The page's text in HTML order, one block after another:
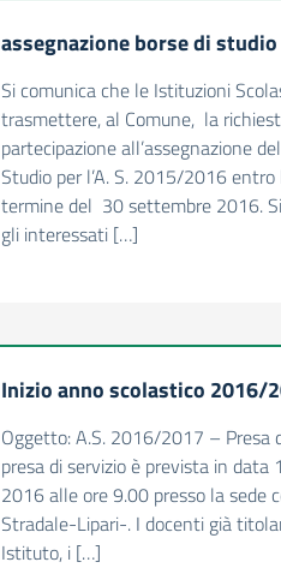
assegnazione borse di
Si comunica che le Istituzioni
trasmettere, al Comune, la
partecipazione all’assegnazione
Studio per l’A. S. 2015/2016 entro
termine del 30 settembre 2016.
gli interessati […]
Inizio anno scolastico 2016/
Oggetto: A.S. 2016/2017 – Presa
presa di servizio è prevista in data
2016 alle ore 9.00 presso la sede
Stradale-Lipari-. I docenti già
Istituto, i […]